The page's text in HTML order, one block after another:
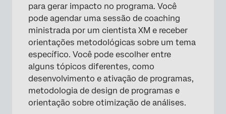
para gerar impacto no programa. Você
pode agendar uma sessão de coaching
ministrada por um cientista XM e receber
orientações metodológicas sobre um tema
específico. Você pode escolher entre
alguns tópicos diferentes, como
desenvolvimento e ativação de programas,
metodologia de design de programas e
orientação sobre otimização de análises.